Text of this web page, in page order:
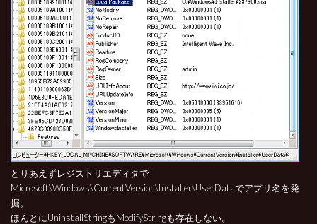
とりあえずレジストリエディタで
Microsoft\Windows\CurrentVersion\Installer\UserDataでアプリ名を発
掘。
ほんとにUninstallStringもModifyStringも存在しない。